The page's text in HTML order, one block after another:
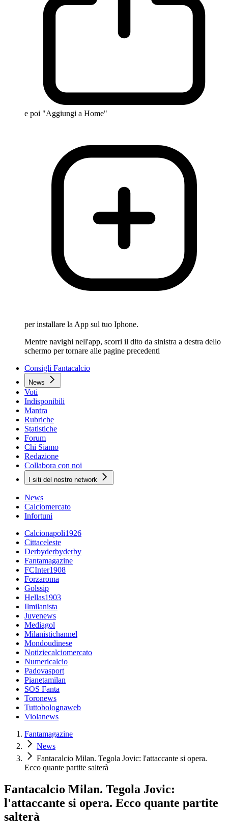
e poi "Aggiungi a Home"
per installare la App sul tuo Iphone.
Mentre navighi nell'app, scorri il dito da sinistra a destra dello
schermo per tornare alle pagine precedenti
Consigli Fantacalcio
News
Voti
Indisponibili
Mantra
Rubriche
Statistiche
Forum
Chi Siamo
Redazione
Collabora con noi
I siti del nostro network
News
Calciomercato
Infortuni
Calcionapoli1926
Cittaceleste
Derbyderbyderby
Fantamagazine
FCInter1908
Forzaroma
Golssip
Hellas1903
Ilmilanista
Juvenews
Mediagol
Milanistichannel
Mondoudinese
Notiziecalciomercato
Numericalcio
Padovasport
Pianetamilan
SOS Fanta
Toronews
Tuttobolognaweb
Violanews
Fantamagazine
News
Fantacalcio Milan. Tegola Jovic: l'attaccante si opera.
Ecco quante partite salterà
Fantacalcio Milan. Tegola Jovic:
l'attaccante si opera. Ecco quante partite
salterà